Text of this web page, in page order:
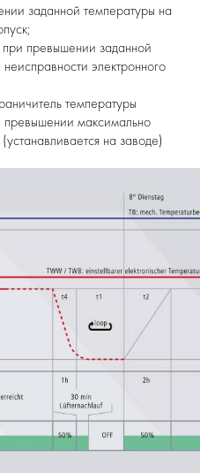
заданной температуры на
превышении заданной
электронного
температуры
превышении максимально
на заводе)